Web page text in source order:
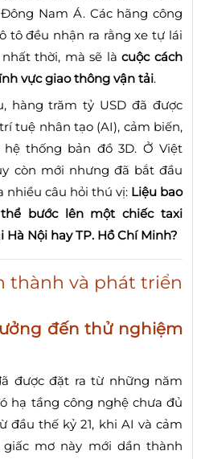
Nam Á. Các hãng công
tô đều nhận ra rằng xe tự lái
thời, mà sẽ làcuộc cách
vực giao thông vận tải.
hàng trăm tỷ USD đã được
tuệ nhân tạo (AI), cảm biến,
hệ thống bản đồ 3D. Ở Việt
còn mới nhưng đã bắt đầu
nhiều câu hỏi thú vị: Liệu bao
bước lên một chiếc taxi
Nội hay TP. Hồ Chí Minh?
thành và phát triển
đến thử nghiệm
được đặt ra từ những năm
hạ tầng công nghệ chưa đủ
đầu thế kỷ 21, khi AI và cảm
mơ này mới dần thành